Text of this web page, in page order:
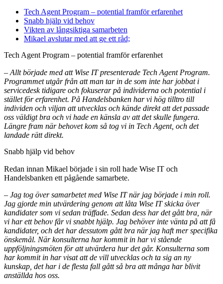
Tech Agent Program – potential framför erfarenhet
Snabb hjälp vid behov
Vikten av långsiktiga samarbeten
Mikael avslutar med att ge ett råd;
Tech Agent Program – potential framför erfarenhet
– Allt började med att Wise IT presenterade Tech Agent Program.
Programmet utgår från att man tar in de som inte har jobbat i
servicedesk tidigare och fokuserar på individerna och potential i
stället för erfarenhet. På Handelsbanken har vi hög tilltro till
individen och viljan att utvecklas och kände direkt att det passade
oss väldigt bra och vi hade en känsla av att det skulle fungera.
Längre fram när behovet kom så tog vi in Tech Agent, och det
landade rätt direkt.
Snabb hjälp vid behov
Redan innan Mikael började i sin roll hade Wise IT och
Handelsbanken ett pågående samarbete.
– Jag tog över samarbetet med Wise IT när jag började i min roll.
Jag gjorde min utvärdering genom att låta Wise IT skicka över
kandidater som vi sedan träffade. Sedan dess har det gått bra, när
vi har ett behov får vi snabbt hjälp. Jag behöver inte vänta på att få
kandidater, och det har dessutom gått bra när jag haft mer specifika
önskemål. När konsulterna har kommit in har vi stående
uppföljningsmöten för att utvärdera hur det går. Konsulterna som
har kommit in har visat att de vill utvecklas och ta sig an ny
kunskap, det har i de flesta fall gått så bra att många har blivit
anställda hos oss.